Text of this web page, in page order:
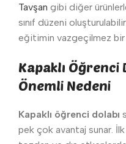
Tavşan gibi diğer
sınıf düzeni
eğitimin vazgeçilmez bir
Kapaklı Öğrenci
Önemli Nedeni
Kapaklı öğrenci dolabı
pek çok avantaj sunar.